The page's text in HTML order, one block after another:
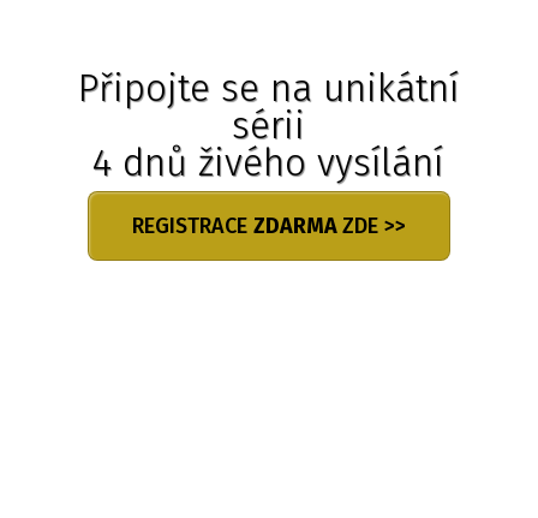
Připojte se na unikátní
sérii
4 dnů živého vysílání
REGISTRACE ZDARMAZDE >>